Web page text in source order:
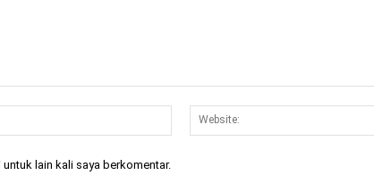
Email:*
lain kali saya berkomentar.